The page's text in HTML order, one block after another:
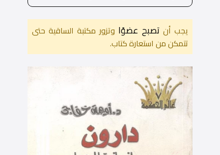
يجب أن تصبح عضوًا وتزور مكتبة الساقية حتى
تتمكن من استعارة كتاب.